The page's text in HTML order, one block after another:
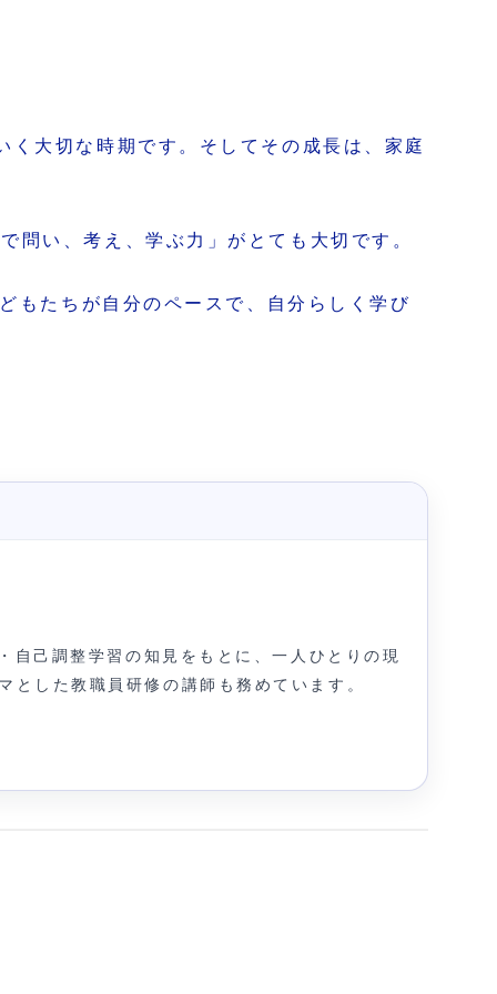
大切な時期です。そしてその成長は、家庭
問い、考え、学ぶ力」がとても大切です。
もたちが自分のペースで、自分らしく学び
己調整学習の知見をもとに、一人ひとりの現
した教職員研修の講師も務めています。